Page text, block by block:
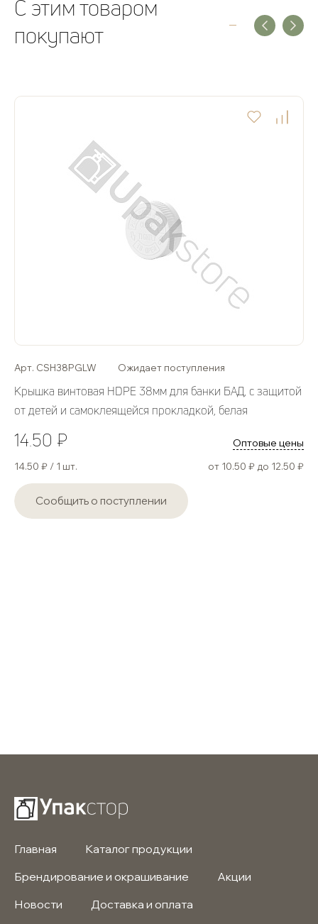
C этим товаром
покупают
Арт. СSH38PGLW Ожидает поступления
Крышка винтовая HDPE 38мм для банки БАД, с защитой
от детей и самоклеящейся прокладкой, белая
14.50 ₽ Оптовые цены
14.50 ₽ / 1 шт. от 10.50 ₽ до 12.50 ₽
Сообщить о поступлении
Главная
Каталог продукции
Брендирование и окрашивание
Акции
Новости
Доставка и оплата